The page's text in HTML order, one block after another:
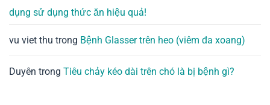
dụng sử dụng thức ăn hiệu quả!
vu viet thu trong Bệnh Glasser trên heo (viêm đa xoang)
Duyên trong Tiêu chảy kéo dài trên chó là bị bệnh gì?